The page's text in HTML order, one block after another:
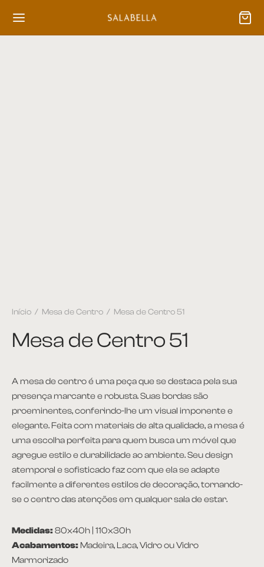
Início / Mesa de Centro / Mesa de Centro 51
Mesa de Centro 51
A mesa de centro é uma peça que se destaca pela sua
presença marcante e robusta. Suas bordas são
proeminentes, conferindo-lhe um visual imponente e
elegante. Feita com materiais de alta qualidade, a mesa é
uma escolha perfeita para quem busca um móvel que
agregue estilo e durabilidade ao ambiente. Seu design
atemporal e sofisticado faz com que ela se adapte
facilmente a diferentes estilos de decoração, tornando-
se o centro das atenções em qualquer sala de estar.
Medidas:80x40h | 110x30h
Acabamentos: Madeira, Laca, Vidro ou Vidro
Marmorizado